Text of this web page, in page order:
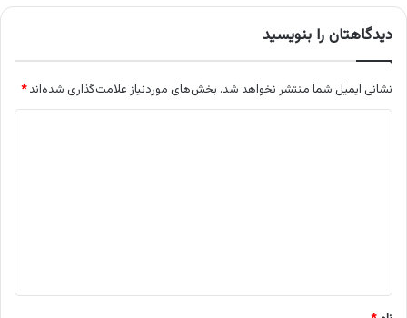
دیدگاهتان را بنویسید
نشانی ایمیل شما منتشر نخواهد شد. بخش‌های موردنیاز علامت‌گذاری شده‌اند*